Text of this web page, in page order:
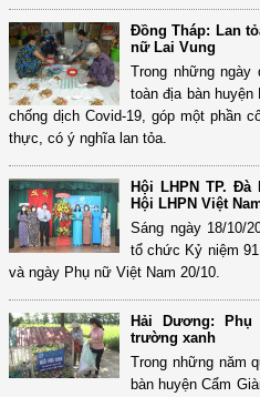
Đồng Tháp: Lan
nữ Lai Vung
Trong những
toàn địa bàn huyện
chống dịch Covid-19, góp một phần
thực, có ý nghĩa lan tỏa.
Hội LHPN TP.
Hội LHPN Việt
Sáng ngày 18/10/
tổ chức Kỷ niệm
và ngày Phụ nữ Việt Nam 20/10.
Hải Dương:
trường xanh
Trong những năm
bàn huyện Cẩm